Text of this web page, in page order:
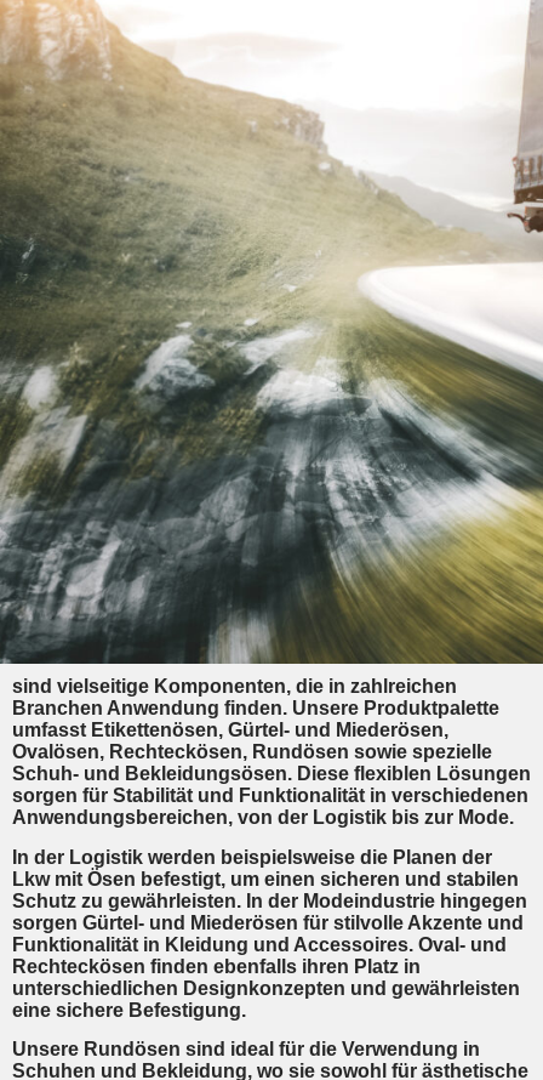
sind vielseitige Komponenten, die in zahlreichen
Branchen Anwendung finden. Unsere Produktpalette
umfasst Etikettenösen, Gürtel- und Miederösen,
Ovalösen, Rechteckösen, Rundösen sowie spezielle
Schuh- und Bekleidungsösen. Diese flexiblen Lösungen
sorgen für Stabilität und Funktionalität in verschiedenen
Anwendungsbereichen, von der Logistik bis zur Mode.
In der Logistik werden beispielsweise die Planen der
Lkw mit Ösen befestigt, um einen sicheren und stabilen
Schutz zu gewährleisten. In der Modeindustrie hingegen
sorgen Gürtel- und Miederösen für stilvolle Akzente und
Funktionalität in Kleidung und Accessoires. Oval- und
Rechteckösen finden ebenfalls ihren Platz in
unterschiedlichen Designkonzepten und gewährleisten
eine sichere Befestigung.
Unsere Rundösen sind ideal für die Verwendung in
Schuhen und Bekleidung, wo sie sowohl für ästhetische